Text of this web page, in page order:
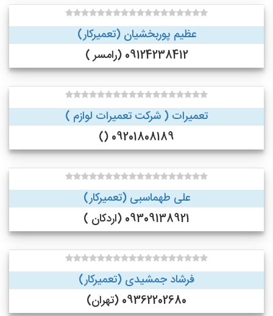
عظیم پوربخشیان (تعمیرکار)
09124238412 (رامسر )
تعمیرات ( شرکت تعمیرات لوازم )
09201808189 ()
علی طهماسبی (تعمیرکار)
09309138921 (اردکان )
فرشاد جمشیدی (تعمیرکار)
09362202680 (تهران)